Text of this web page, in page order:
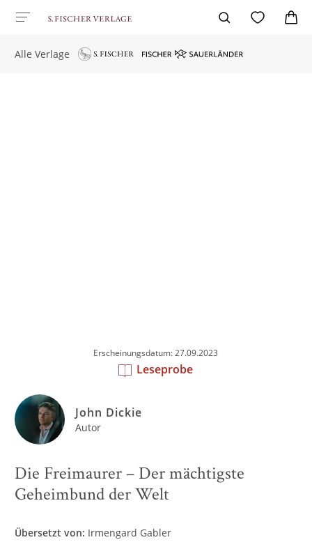
Alle Verlage
Erscheinungsdatum: 27.09.2023
Leseprobe
John Dickie
Autor
Die Freimaurer – Der mächtigste
Geheimbund der Welt
Übersetzt von: Irmengard Gabler